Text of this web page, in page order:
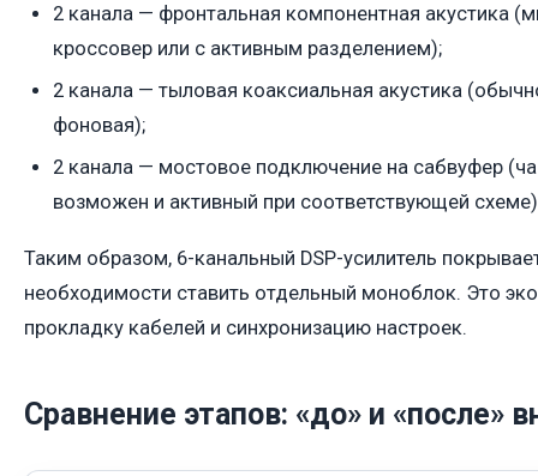
2 канала — фронтальная компонентная акустика
кроссовер или с активным разделением);
2 канала — тыловая коаксиальная акустика
фоновая);
2 канала — мостовое подключение на сабвуфер
возможен и активный при соответствующей
Таким образом, 6-канальный DSP-усилитель
необходимости ставить отдельный моноблок. Это
прокладку кабелей и синхронизацию настроек.
Сравнение этапов: «до» и «после»